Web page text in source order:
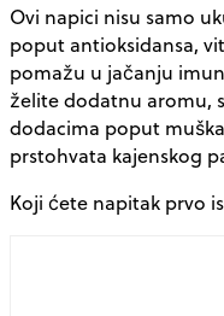
Ovi napici nisu samo
poput antioksidansa,
pomažu u jačanju
želite dodatnu aromu,
dodacima poput
prstohvata kajenskog
Koji ćete napitak prvo